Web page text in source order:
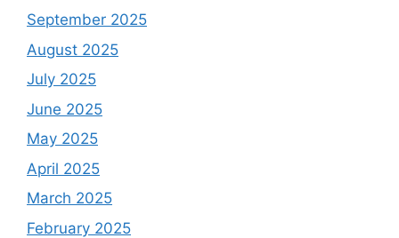
September 2025
August 2025
July 2025
June 2025
May 2025
April 2025
March 2025
February 2025